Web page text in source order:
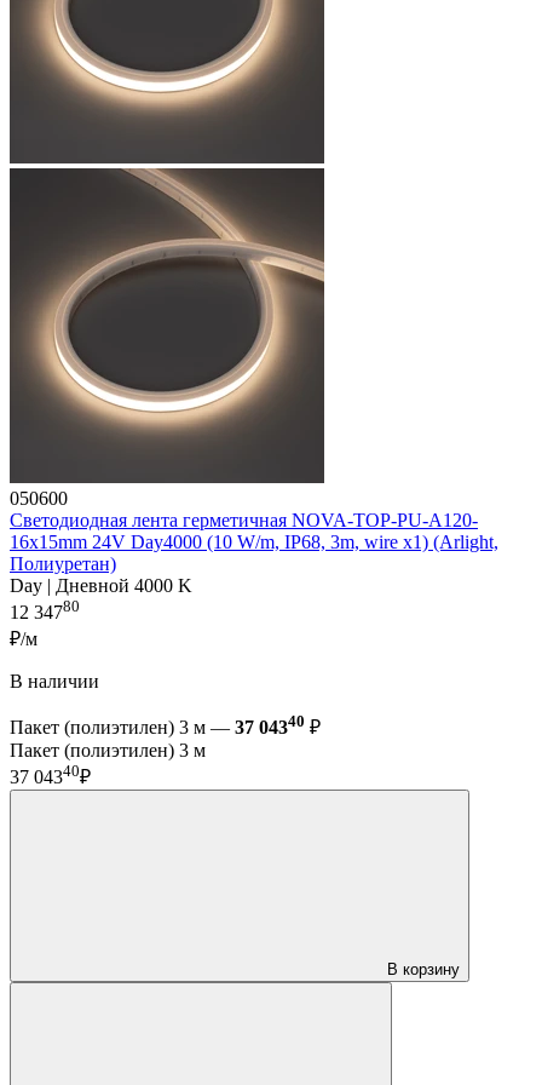
050600
Светодиодная лента герметичная NOVA-TOP-PU-A120-
16x15mm 24V Day4000 (10 W/m, IP68, 3m, wire x1) (Arlight,
Полиуретан)
Day | Дневной 4000 K
12 34780
₽/м
В наличии
Пакет (полиэтилен) 3 м — 37 04340 ₽
Пакет (полиэтилен) 3 м
37 04340₽
В корзину